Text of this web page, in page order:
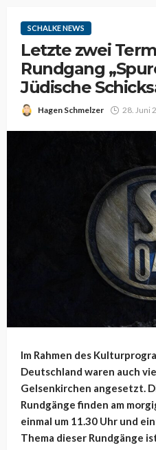
SCHALKE NEWS
Letzte zwei
Rundgang
Jüdische
Hagen Schmelzer 28. Juni
Im Rahmen des
Deutschland waren auch
Gelsenkirchen angesetzt.
Rundgänge finden am
einmal um 11.30 Uhr und
Thema dieser Rundgänge